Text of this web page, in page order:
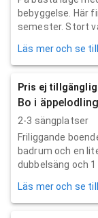
bebyggelse. Här
semester. Stort
Läs mer och se
Pris ej
Bo i
2-3 sängplatser
Friliggande
badrum och en
dubbelsäng och 1
Läs mer och se